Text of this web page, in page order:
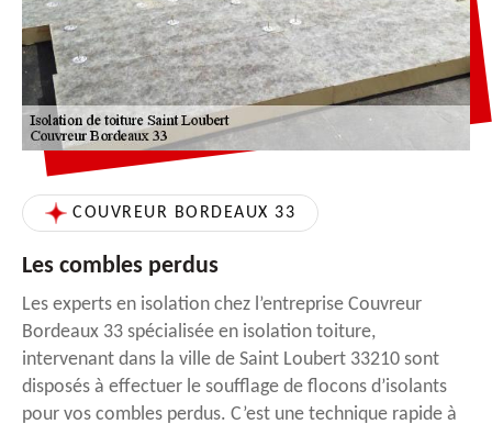
COUVREUR BORDEAUX 33
Les combles perdus
Les experts en isolation chez l’entreprise Couvreur
Bordeaux 33 spécialisée en isolation toiture,
intervenant dans la ville de Saint Loubert 33210 sont
disposés à effectuer le soufflage de flocons d’isolants
pour vos combles perdus. C’est une technique rapide à